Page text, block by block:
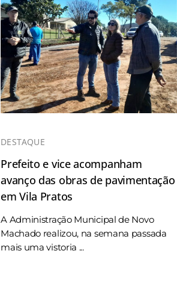
DESTAQUE
Prefeito e vice acompanham
avanço das obras de pavimentação
em Vila Pratos
A Administração Municipal de Novo
Machado realizou, na semana passada
mais uma vistoria ...